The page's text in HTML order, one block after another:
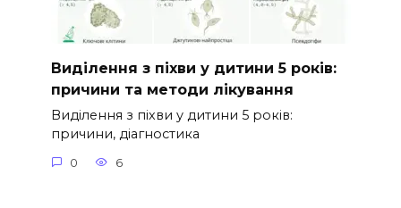
Виділення з піхви у дитини 5 років:
причини та методи лікування
Виділення з піхви у дитини 5 років:
причини, діагностика
0 6